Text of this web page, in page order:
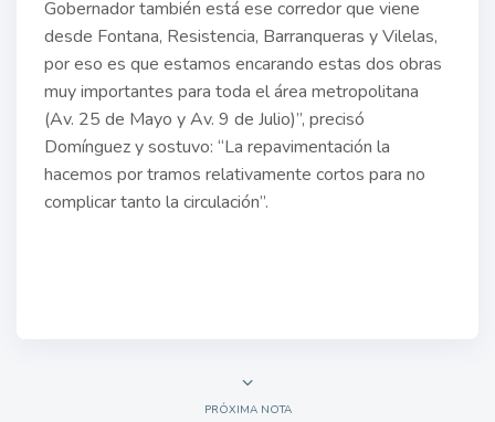
Gobernador también está ese corredor que viene
desde Fontana, Resistencia, Barranqueras y Vilelas,
por eso es que estamos encarando estas dos obras
muy importantes para toda el área metropolitana
(Av. 25 de Mayo y Av. 9 de Julio)”, precisó
Domínguez y sostuvo: “La repavimentación la
hacemos por tramos relativamente cortos para no
complicar tanto la circulación”.
PRÓXIMA NOTA